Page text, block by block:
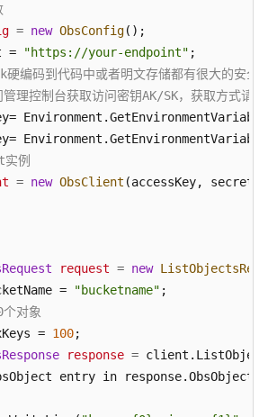
= new ObsConfig();
=
"https://your-endpoint"
编码到代码中或者明文存储都有很大的安全
管理控制台获取访问密钥AK/SK，获取
例
= new ObsClient
request = new
=
"bucketname" ;
对象
=
100;
response =
entry in response.ObsObjects)